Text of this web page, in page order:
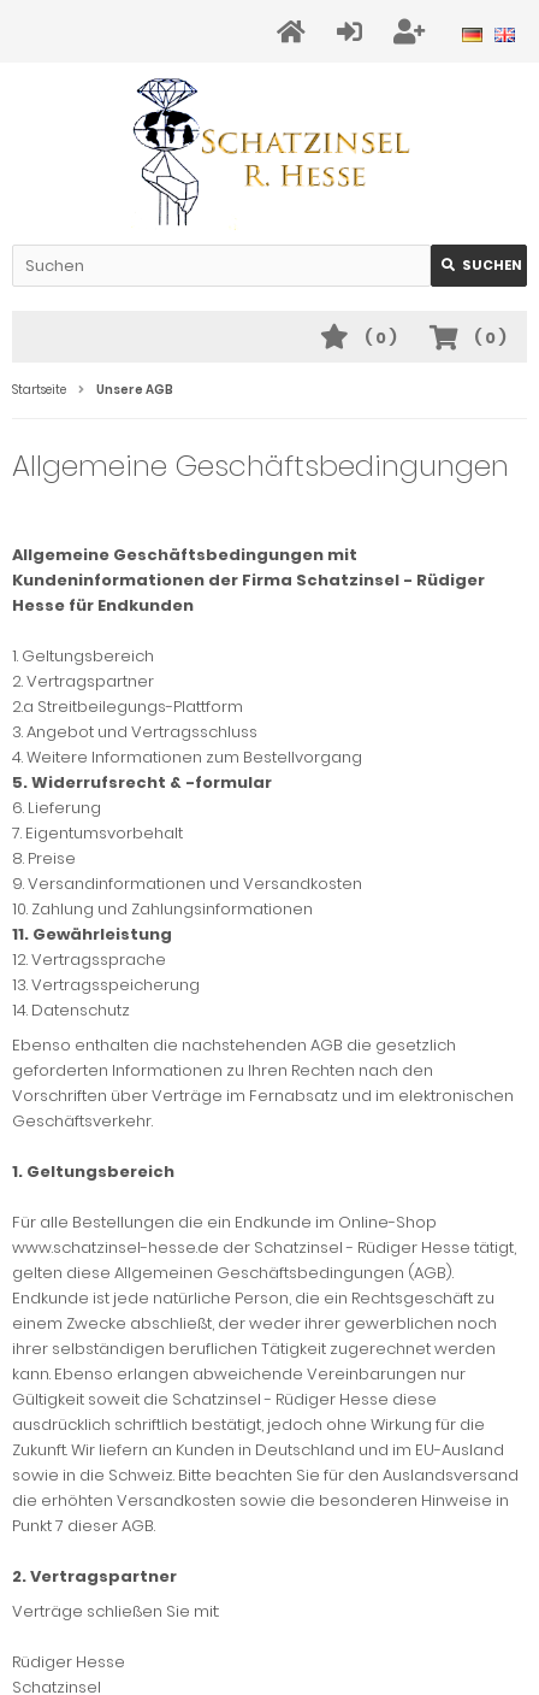
SUCHEN
( 0)
( 0)
Startseite Unsere AGB
Allgemeine Geschäftsbedingungen
Allgemeine Geschäftsbedingungen mit
Kundeninformationen der Firma Schatzinsel - Rüdiger
Hesse für Endkunden
1. Geltungsbereich
2. Vertragspartner
2.a Streitbeilegungs-Plattform
3. Angebot und Vertragsschluss
4. Weitere Informationen zum Bestellvorgang
5. Widerrufsrecht & -formular
6. Lieferung
7. Eigentumsvorbehalt
8. Preise
9. Versandinformationen und Versandkosten
10. Zahlung und Zahlungsinformationen
11. Gewährleistung
12. Vertragssprache
13. Vertragsspeicherung
14. Datenschutz
Ebenso enthalten die nachstehenden AGB die gesetzlich
geforderten Informationen zu Ihren Rechten nach den
Vorschriften über Verträge im Fernabsatz und im elektronischen
Geschäftsverkehr.
1. Geltungsbereich
Für alle Bestellungen die ein Endkunde im Online-Shop
www.schatzinsel-hesse.de der Schatzinsel - Rüdiger Hesse tätigt,
gelten diese Allgemeinen Geschäftsbedingungen (AGB).
Endkunde ist jede natürliche Person, die ein Rechtsgeschäft zu
einem Zwecke abschließt, der weder ihrer gewerblichen noch
ihrer selbständigen beruflichen Tätigkeit zugerechnet werden
kann. Ebenso erlangen abweichende Vereinbarungen nur
Gültigkeit soweit die Schatzinsel - Rüdiger Hesse diese
ausdrücklich schriftlich bestätigt, jedoch ohne Wirkung für die
Zukunft. Wir liefern an Kunden in Deutschland und im EU-Ausland
sowie in die Schweiz. Bitte beachten Sie für den Auslandsversand
die erhöhten Versandkosten sowie die besonderen Hinweise in
Punkt 7 dieser AGB.
2. Vertragspartner
Verträge schließen Sie mit:
Rüdiger Hesse
Schatzinsel